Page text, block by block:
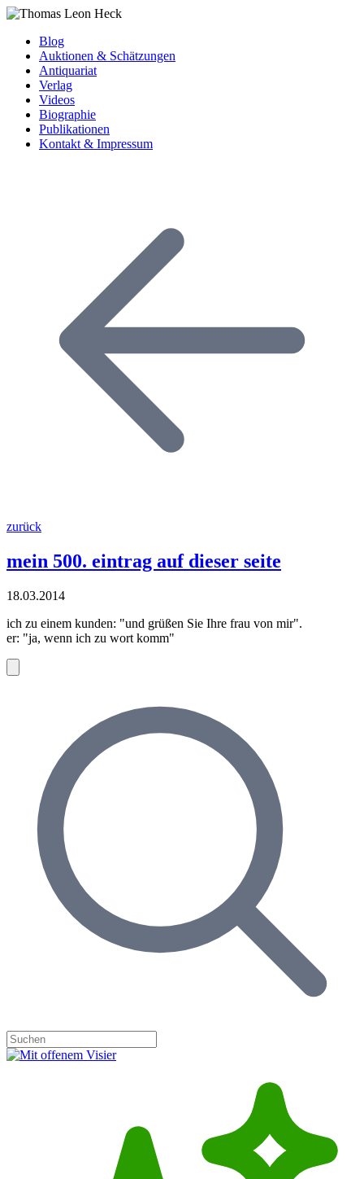
Blog
Auktionen & Schätzungen
Antiquariat
Verlag
Videos
Biographie
Publikationen
Kontakt & Impressum
zurück
mein 500. eintrag auf dieser seite
18.03.2014
ich zu einem kunden: "und grüßen Sie Ihre frau von mir".
er: "ja, wenn ich zu wort komm"